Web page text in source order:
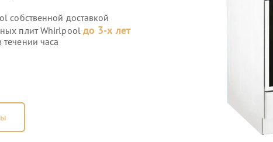
собственной доставкой
плит Whirlpool до 3-х лет
часа